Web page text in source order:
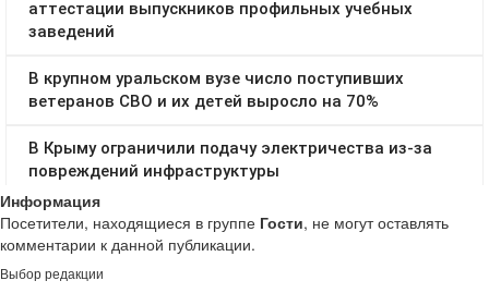
Информация
Посетители, находящиеся в группе Гости, не могут оставлять
комментарии к данной публикации.
Выбор редакции